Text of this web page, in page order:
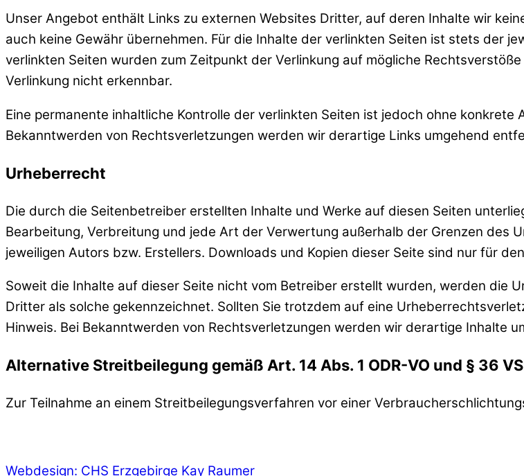
Unser Angebot enthält Links zu externen Websites Dritter, auf deren Inhalte wir
auch keine Gewähr übernehmen. Für die Inhalte der verlinkten Seiten ist stets der
verlinkten Seiten wurden zum Zeitpunkt der Verlinkung auf mögliche
Verlinkung nicht erkennbar.
Eine permanente inhaltliche Kontrolle der verlinkten Seiten ist jedoch ohne
Bekanntwerden von Rechtsverletzungen werden wir derartige Links umgehend
Urheberrecht
Die durch die Seitenbetreiber erstellten Inhalte und Werke auf diesen Seiten
Bearbeitung, Verbreitung und jede Art der Verwertung außerhalb der Grenzen
jeweiligen Autors bzw. Erstellers. Downloads und Kopien dieser Seite sind nur für
Soweit die Inhalte auf dieser Seite nicht vom Betreiber erstellt wurden, werden die
Dritter als solche gekennzeichnet. Sollten Sie trotzdem auf eine
Hinweis. Bei Bekanntwerden von Rechtsverletzungen werden wir derartige Inhalte
Alternative Streitbeilegung gemäß Art. 14 Abs. 1 ODR-VO und § 36
Zur Teilnahme an einem Streitbeilegungsverfahren vor einer
Webdesign: CHS Erzgebirge Kay Raumer